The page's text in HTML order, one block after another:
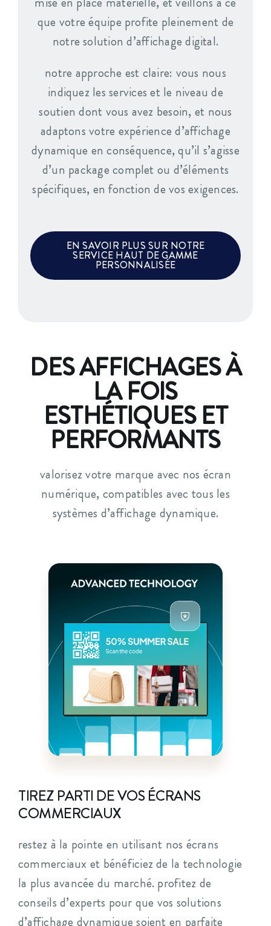
que votre équipe profite pleinement de
notre solution d’affichage digital.
notre approche est claire: vous nous
indiquez les services et le niveau de
soutien dont vous avez besoin, et nous
adaptons votre expérience d’affichage
dynamique en conséquence, qu’il s’agisse
d’un package complet ou d’éléments
spécifiques, en fonction de vos exigences.
EN SAVOIR PLUS SUR NOTRE
SERVICE HAUT DE GAMME
PERSONNALISÉE
DES AFFICHAGES À
LA FOIS
ESTHÉTIQUES ET
PERFORMANTS
valorisez votre marque avec nos écran
numérique, compatibles avec tous les
systèmes d’affichage dynamique.
TIREZ PARTI DE VOS ÉCRANS
COMMERCIAUX
restez à la pointe en utilisant nos écrans
commerciaux et bénéficiez de la technologie
la plus avancée du marché. profitez de
conseils d’experts pour que vos solutions
d’affichage dynamique soient en parfaite